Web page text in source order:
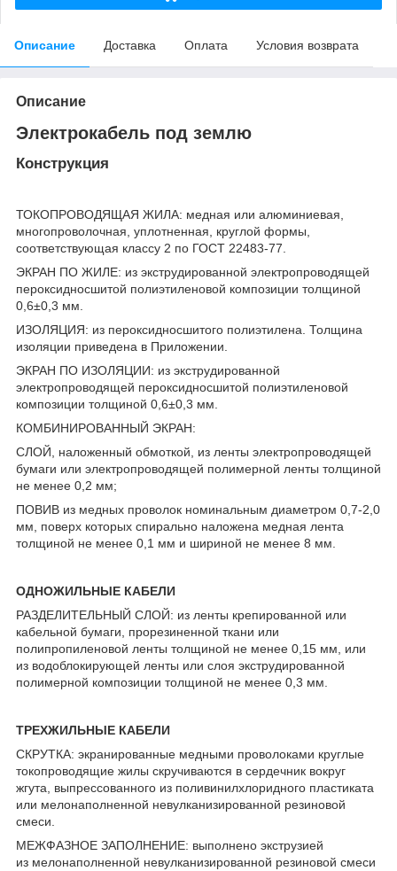
Описание Доставка Оплата Условия возврата
Описание
Электрокабель под землю
Конструкция
ТОКОПРОВОДЯЩАЯ ЖИЛА: медная или алюминиевая,
многопроволочная, уплотненная, круглой формы,
соответствующая классу 2 по ГОСТ 22483-77.
ЭКРАН ПО ЖИЛЕ: из экструдированной электропроводящей
пероксидносшитой полиэтиленовой композиции толщиной
0,6±0,3 мм.
ИЗОЛЯЦИЯ: из пероксидносшитого полиэтилена. Толщина
изоляции приведена в Приложении.
ЭКРАН ПО ИЗОЛЯЦИИ: из экструдированной
электропроводящей пероксидносшитой полиэтиленовой
композиции толщиной 0,6±0,3 мм.
КОМБИНИРОВАННЫЙ ЭКРАН:
СЛОЙ, наложенный обмоткой, из ленты электропроводящей
бумаги или электропроводящей полимерной ленты толщиной
не менее 0,2 мм;
ПОВИВ из медных проволок номинальным диаметром 0,7-2,0
мм, поверх которых спирально наложена медная лента
толщиной не менее 0,1 мм и шириной не менее 8 мм.
ОДНОЖИЛЬНЫЕ КАБЕЛИ
РАЗДЕЛИТЕЛЬНЫЙ СЛОЙ: из ленты крепированной или
кабельной бумаги, прорезиненной ткани или
полипропиленовой ленты толщиной не менее 0,15 мм, или
из водоблокирующей ленты или слоя экструдированной
полимерной композиции толщиной не менее 0,3 мм.
ТРЕХЖИЛЬНЫЕ КАБЕЛИ
СКРУТКА: экранированные медными проволоками круглые
токопроводящие жилы скручиваются в сердечник вокруг
жгута, выпрессованного из поливинилхлоридного пластиката
или мелонаполненной невулканизированной резиновой
смеси.
МЕЖФАЗНОЕ ЗАПОЛНЕНИЕ: выполнено экструзией
из мелонаполненной невулканизированной резиновой смеси